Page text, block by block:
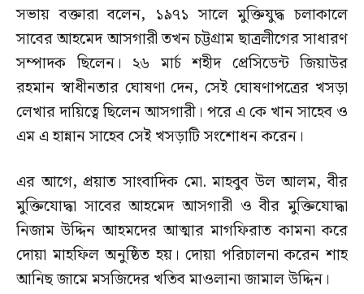
সভায় বক্তারা বলেন, ১৯৭১ সালে মুক্তিযুদ্ধ চলাকালে
সাবের আহমেদ আসগারী তখন চট্টগ্রাম ছাত্রলীগের সাধারণ
সম্পাদক ছিলেন। ২৬ মার্চ শহীদ প্রেসিডেন্ট জিয়াউর
রহমান স্বাধীনতার ঘোষণা দেন, সেই ঘোষণাপত্রের খসড়া
লেখার দায়িত্বে ছিলেন আসগারী। পরে এ কে খান সাহেব ও
এম এ হান্নান সাহেব সেই খসড়াটি সংশোধন করেন।
এর আগে, প্রয়াত সাংবাদিক মো. মাহবুব উল আলম, বীর
মুক্তিযোদ্ধা সাবের আহমেদ আসগারী ও বীর মুক্তিযোদ্ধা
নিজাম উদ্দিন আহমদের আত্মার মাগফিরাত কামনা করে
দোয়া মাহফিল অনুষ্ঠিত হয়। দোয়া পরিচালনা করেন শাহ
আনিছ জামে মসজিদের খতিব মাওলানা জামাল উদ্দিন।